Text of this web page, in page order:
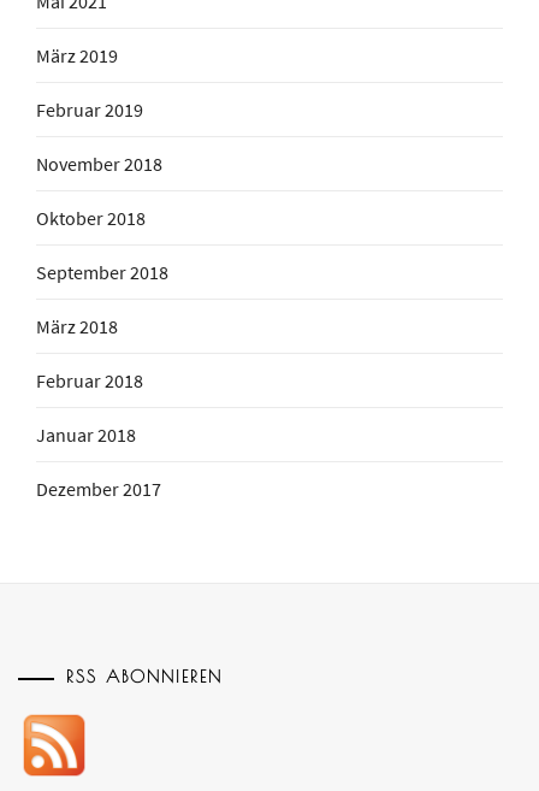
März 2019
Februar 2019
November 2018
Oktober 2018
September 2018
März 2018
Februar 2018
Januar 2018
Dezember 2017
RSS ABONNIEREN